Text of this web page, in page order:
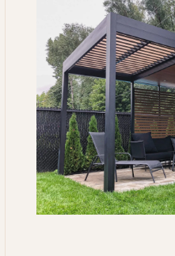
Les cookies multimédias
l'utilisation de cookies pour